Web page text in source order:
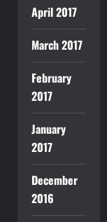
April 2017
March 2017
February
2017
January
2017
December
2016